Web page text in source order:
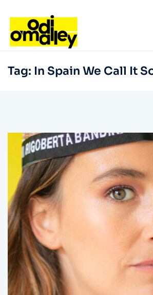
Tag: In Spain We Call It